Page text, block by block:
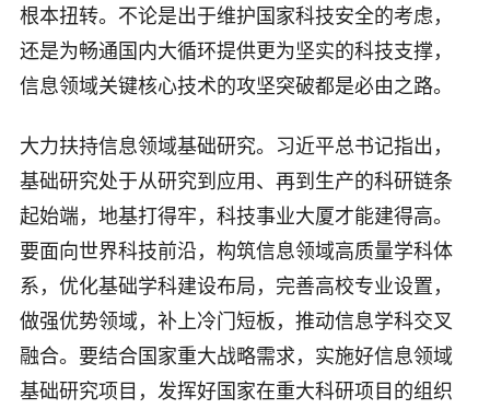
根本扭转。不论是出于维护国家科技安全的考虑，
还是为畅通国内大循环提供更为坚实的科技支撑，
信息领域关键核心技术的攻坚突破都是必由之路。
大力扶持信息领域基础研究。习近平总书记指出，
基础研究处于从研究到应用、再到生产的科研链条
起始端，地基打得牢，科技事业大厦才能建得高。
要面向世界科技前沿，构筑信息领域高质量学科体
系，优化基础学科建设布局，完善高校专业设置，
做强优势领域，补上冷门短板，推动信息学科交叉
融合。要结合国家重大战略需求，实施好信息领域
基础研究项目，发挥好国家在重大科研项目的组织